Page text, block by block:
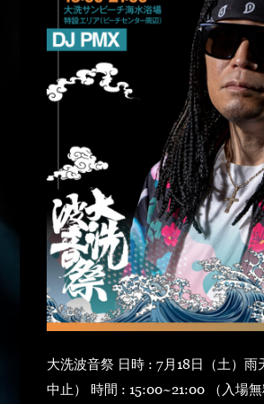
大洗波音祭 日時 : 7月18日（土）雨天決行 （荒天
中止） 時間 : 15:00~21:00 （入場無料） 場所 : 大